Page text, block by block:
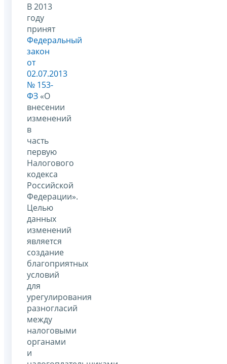
В 2013
году
принят
Федеральный
закон
от
02.07.2013
№ 153-
ФЗ «О
внесении
изменений
в
часть
первую
Налогового
кодекса
Российской
Федерации».
Целью
данных
изменений
является
создание
благоприятных
условий
для
урегулирования
разногласий
между
налоговыми
органами
и